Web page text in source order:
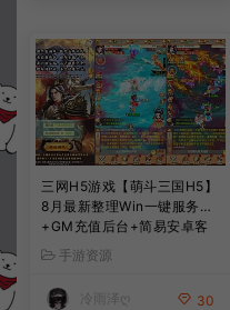
三网H5游戏【萌斗三国H5】
8月最新整理Win一键服务端
+GM充值后台+简易安卓客
户端+详细搭建教程+视频教
手游资源
冷雨泽ღ 30